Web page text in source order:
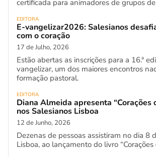
certificada para animadores de grupos
EDITORA
E-vangelizar2026: Salesianos
com o coração
17 de Julho, 2026
Estão abertas as inscrições para a 16.ª
vangelizar, um dos maiores encontros
formação pastoral.
EDITORA
Diana Almeida apresenta “Corações
nos Salesianos Lisboa
12 de Junho, 2026
Dezenas de pessoas assistiram no dia 8
Lisboa, ao lançamento do livro